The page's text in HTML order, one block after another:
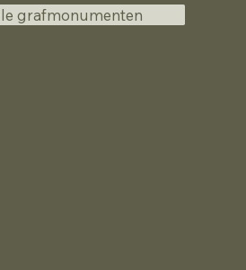
grafmonumenten